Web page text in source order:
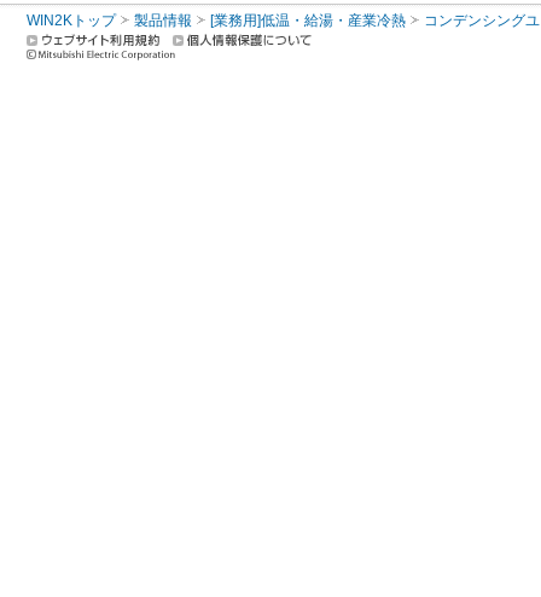
WIN2Kトップ 製品情報 [業務用]低温・給湯・産業冷熱 コンデンシング